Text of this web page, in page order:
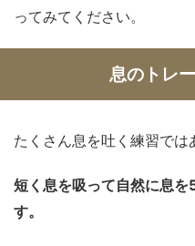
ってみてください。
息のトレ
たくさん息を吐く練習では
短く息を吸って自然に息
す。